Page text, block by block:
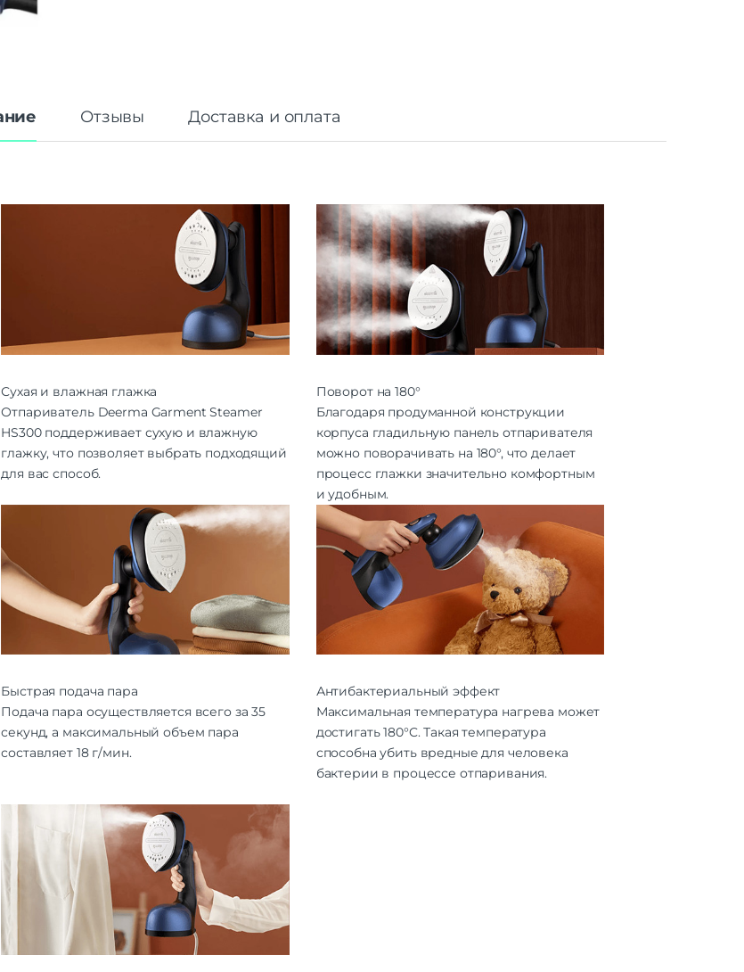
Отзывы Доставка и оплата
Сухая и влажная глажка
Отпариватель Deerma Garment Steamer
HS300 поддерживает сухую и влажную
глажку, что позволяет выбрать подходящий
для вас способ.
Поворот на 180°
Благодаря продуманной конструкции
корпуса гладильную панель отпаривателя
можно поворачивать на 180°, что делает
процесс глажки значительно комфортным
и удобным.
Быстрая подача пара
Подача пара осуществляется всего за 35
секунд, а максимальный объем пара
составляет 18 г/мин.
Антибактериальный эффект
Максимальная температура нагрева может
достигать 180°C. Такая температура
способна убить вредные для человека
бактерии в процессе отпаривания.